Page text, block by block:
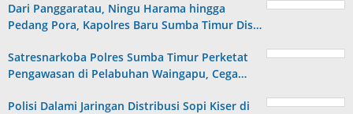
Dari Panggaratau, Ningu Harama hingga
Pedang Pora, Kapolres Baru Sumba Timur Dis…
Satresnarkoba Polres Sumba Timur Perketat
Pengawasan di Pelabuhan Waingapu, Cega…
Polisi Dalami Jaringan Distribusi Sopi Kiser di